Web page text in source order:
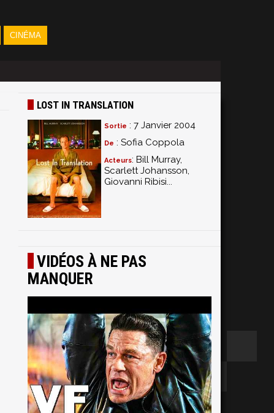
CINÉMA
LOST IN TRANSLATION
Sortie : 7 Janvier 2004
De : Sofia Coppola
Acteurs: Bill Murray,
Scarlett Johansson,
Giovanni Ribisi...
VIDÉOS À NE PAS
MANQUER